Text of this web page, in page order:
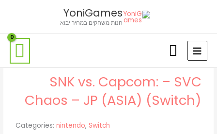
YoniGames
חנות משחקים במחיר יבוא
SNK vs. Capcom: – SVC
Chaos – JP (ASIA) (Switch)
Categories: nintendo,Switch